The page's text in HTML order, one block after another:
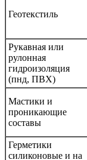
Геотекстиль
Рукавная или
рулонная
гидроизоляция
(пнд, ПВХ)
Мастики и
проникающие
составы
Герметики
силиконовые и на